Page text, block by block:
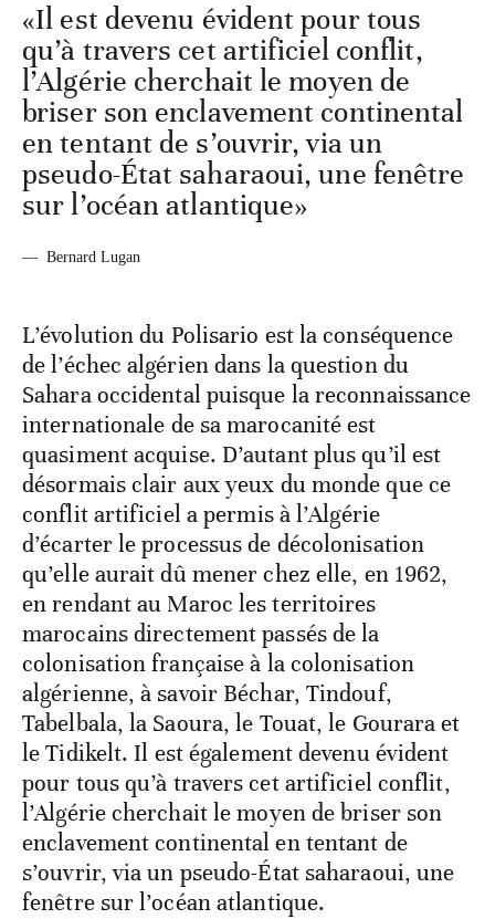
«Il est devenu évident pour tous
qu’à travers cet artificiel conflit,
l’Algérie cherchait le moyen de
briser son enclavement continental
en tentant de s’ouvrir, via un
pseudo-État saharaoui, une fenêtre
sur l’océan atlantique»
— Bernard Lugan
L’évolution du Polisario est la conséquence
de l’échec algérien dans la question du
Sahara occidental puisque la reconnaissance
internationale de sa marocanité est
quasiment acquise. D’autant plus qu’il est
désormais clair aux yeux du monde que ce
conflit artificiel a permis à l’Algérie
d’écarter le processus de décolonisation
qu’elle aurait dû mener chez elle, en 1962,
en rendant au Maroc les territoires
marocains directement passés de la
colonisation française à la colonisation
algérienne, à savoir Béchar, Tindouf,
Tabelbala, la Saoura, le Touat, le Gourara et
le Tidikelt. Il est également devenu évident
pour tous qu’à travers cet artificiel conflit,
l’Algérie cherchait le moyen de briser son
enclavement continental en tentant de
s’ouvrir, via un pseudo-État saharaoui, une
fenêtre sur l’océan atlantique.